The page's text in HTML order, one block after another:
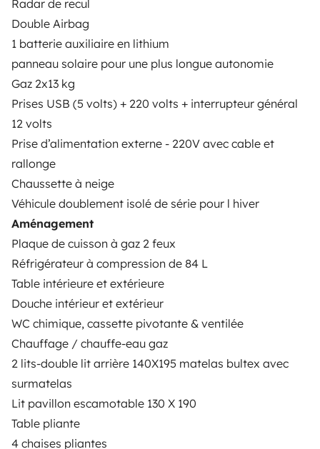
Radar de recul
Double Airbag
1 batterie auxiliaire en lithium
panneau solaire pour une plus longue autonomie
Gaz 2x13 kg
Prises USB (5 volts) + 220 volts + interrupteur général
12 volts
Prise d’alimentation externe - 220V avec cable et
rallonge
Chaussette à neige
Véhicule doublement isolé de série pour l hiver
Aménagement
Plaque de cuisson à gaz 2 feux
Réfrigérateur à compression de 84 L
Table intérieure et extérieure
Douche intérieur et extérieur
WC chimique, cassette pivotante & ventilée
Chauffage / chauffe-eau gaz
2 lits-double lit arrière 140X195 matelas bultex avec
surmatelas
Lit pavillon escamotable 130 X 190
Table pliante
4 chaises pliantes
ALUGUER DE AUTOCARAVANAS
Como funciona?
Alugar uma autocaravana
Primeiros passos de autocaravana
Os comentários dos nossos utilizadores
Ajuda locatário
PROPRIETÁRIOS
Criar um anúncio
Contrato de aluguer
Seguro de aluguer
Assistências de aluguer
Ajuda proprietário